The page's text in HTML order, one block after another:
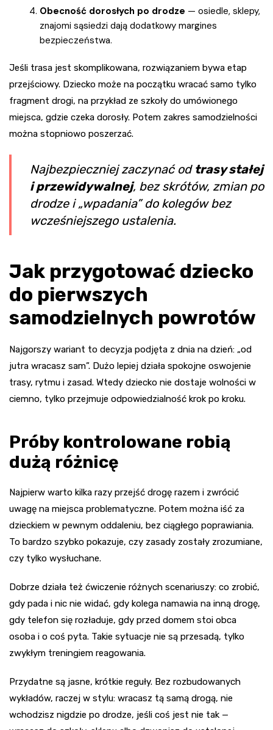
Obecność dorosłych po drodze — osiedle, sklepy,
znajomi sąsiedzi dają dodatkowy margines
bezpieczeństwa.
Jeśli trasa jest skomplikowana, rozwiązaniem bywa etap
przejściowy. Dziecko może na początku wracać samo tylko
fragment drogi, na przykład ze szkoły do umówionego
miejsca, gdzie czeka dorosły. Potem zakres samodzielności
można stopniowo poszerzać.
Najbezpieczniej zaczynać od trasy stałej
i przewidywalnej, bez skrótów, zmian po
drodze i „wpadania” do kolegów bez
wcześniejszego ustalenia.
Jak przygotować dziecko
do pierwszych
samodzielnych powrotów
Najgorszy wariant to decyzja podjęta z dnia na dzień: „od
jutra wracasz sam”. Dużo lepiej działa spokojne oswojenie
trasy, rytmu i zasad. Wtedy dziecko nie dostaje wolności w
ciemno, tylko przejmuje odpowiedzialność krok po kroku.
Próby kontrolowane robią
dużą różnicę
Najpierw warto kilka razy przejść drogę razem i zwrócić
uwagę na miejsca problematyczne. Potem można iść za
dzieckiem w pewnym oddaleniu, bez ciągłego poprawiania.
To bardzo szybko pokazuje, czy zasady zostały zrozumiane,
czy tylko wysłuchane.
Dobrze działa też ćwiczenie różnych scenariuszy: co zrobić,
gdy pada i nic nie widać, gdy kolega namawia na inną drogę,
gdy telefon się rozładuje, gdy przed domem stoi obca
osoba i o coś pyta. Takie sytuacje nie są przesadą, tylko
zwykłym treningiem reagowania.
Przydatne są jasne, krótkie reguły. Bez rozbudowanych
wykładów, raczej w stylu: wracasz tą samą drogą, nie
wchodzisz nigdzie po drodze, jeśli coś jest nie tak —